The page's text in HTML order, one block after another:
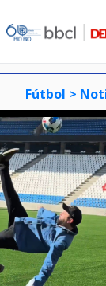
Fútbol >